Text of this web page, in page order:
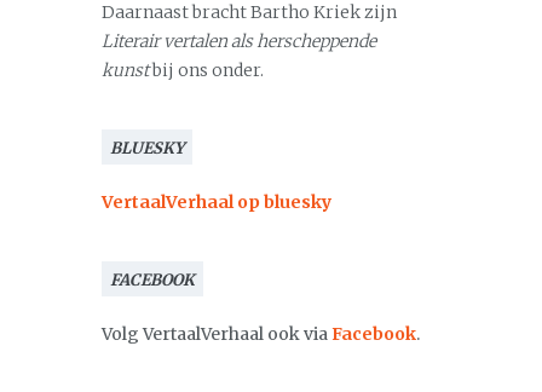
Daarnaast bracht Bartho Kriek zijn
Literair vertalen als herscheppende
kunstbij ons onder.
BLUESKY
VertaalVerhaal op bluesky
FACEBOOK
Volg VertaalVerhaal ook viaFacebook.